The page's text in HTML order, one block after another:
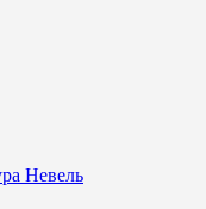
Невель